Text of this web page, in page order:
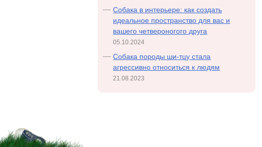
Собака в интерьере: как создать
идеальное пространство для вас и
вашего четвероногого друга
05.10.2024
Cобака породы ши-тцу стала
агрессивно относиться к людям
21.08.2023